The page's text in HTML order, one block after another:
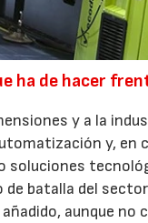
ha de hacer
y a la
y, en
soluciones
batalla del
aunque no